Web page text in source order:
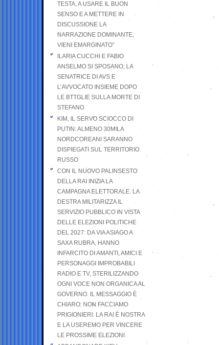
TESTA, A USARE IL BUON
SENSO E A METTERE IN
DISCUSSIONE LA
NARRAZIONE DOMINANTE,
VIENI EMARGINATO”
ILARIA CUCCHI E FABIO
ANSELMO SI SPOSANO; LA
SENATRICE DI AVS E
L’AVVOCATO INSIEME DOPO
LE BTTGLIE SULLA MORTE DI
STEFANO
KIM, IL SERVO SCIOCCO DI
PUTIN: ALMENO 30MILA
NORDCOREANI SARANNO
DISPIEGATI SUL TERRITORIO
RUSSO
CON IL NUOVO PALINSESTO
DELLA RAI INIZIA LA
CAMPAGNA ELETTORALE. LA
DESTRA MILITARIZZA IL
SERVIZIO PUBBLICO IN VISTA
DELLE ELEZIONI POLITICHE
DEL 2027: DA VIA ASIAGO A
SAXA RUBRA, HANNO
INFARCITO DI AMANTI, AMICI E
PERSONAGGI IMPROBABILI
RADIO E TV, STERILIZZANDO
OGNI VOCE NON ORGANICA AL
GOVERNO. IL MESSAGGIO È
CHIARO: NON FACCIAMO
PRIGIONIERI. LA RAI È NOSTRA
E LA USEREMO PER VINCERE
LE PROSSIME ELEZIONI